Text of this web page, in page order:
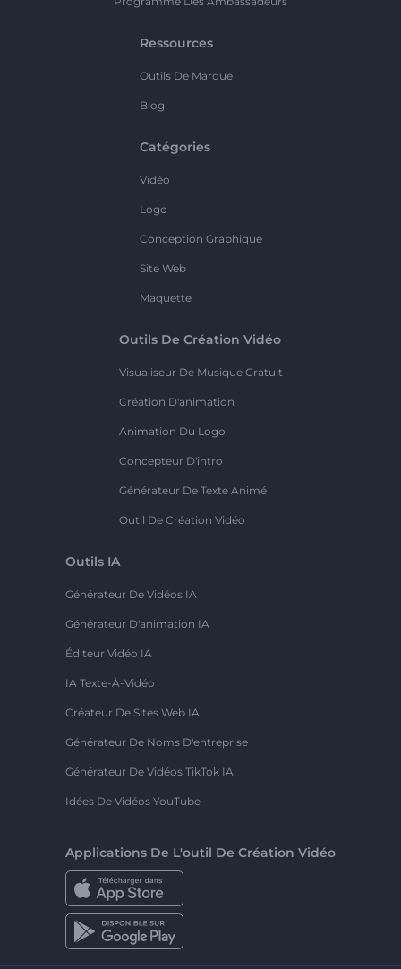
Ressources
Outils De Marque
Blog
Catégories
Vidéo
Logo
Conception Graphique
Site Web
Maquette
Outils De Création Vidéo
Visualiseur De Musique Gratuit
Création D'animation
Animation Du Logo
Concepteur D'intro
Générateur De Texte Animé
Outil De Création Vidéo
Outils IA
Générateur De Vidéos IA
Générateur D'animation IA
Éditeur Vidéo IA
IA Texte-À-Vidéo
Créateur De Sites Web IA
Générateur De Noms D'entreprise
Générateur De Vidéos TikTok IA
Idées De Vidéos YouTube
Applications De L'outil De Création Vidéo